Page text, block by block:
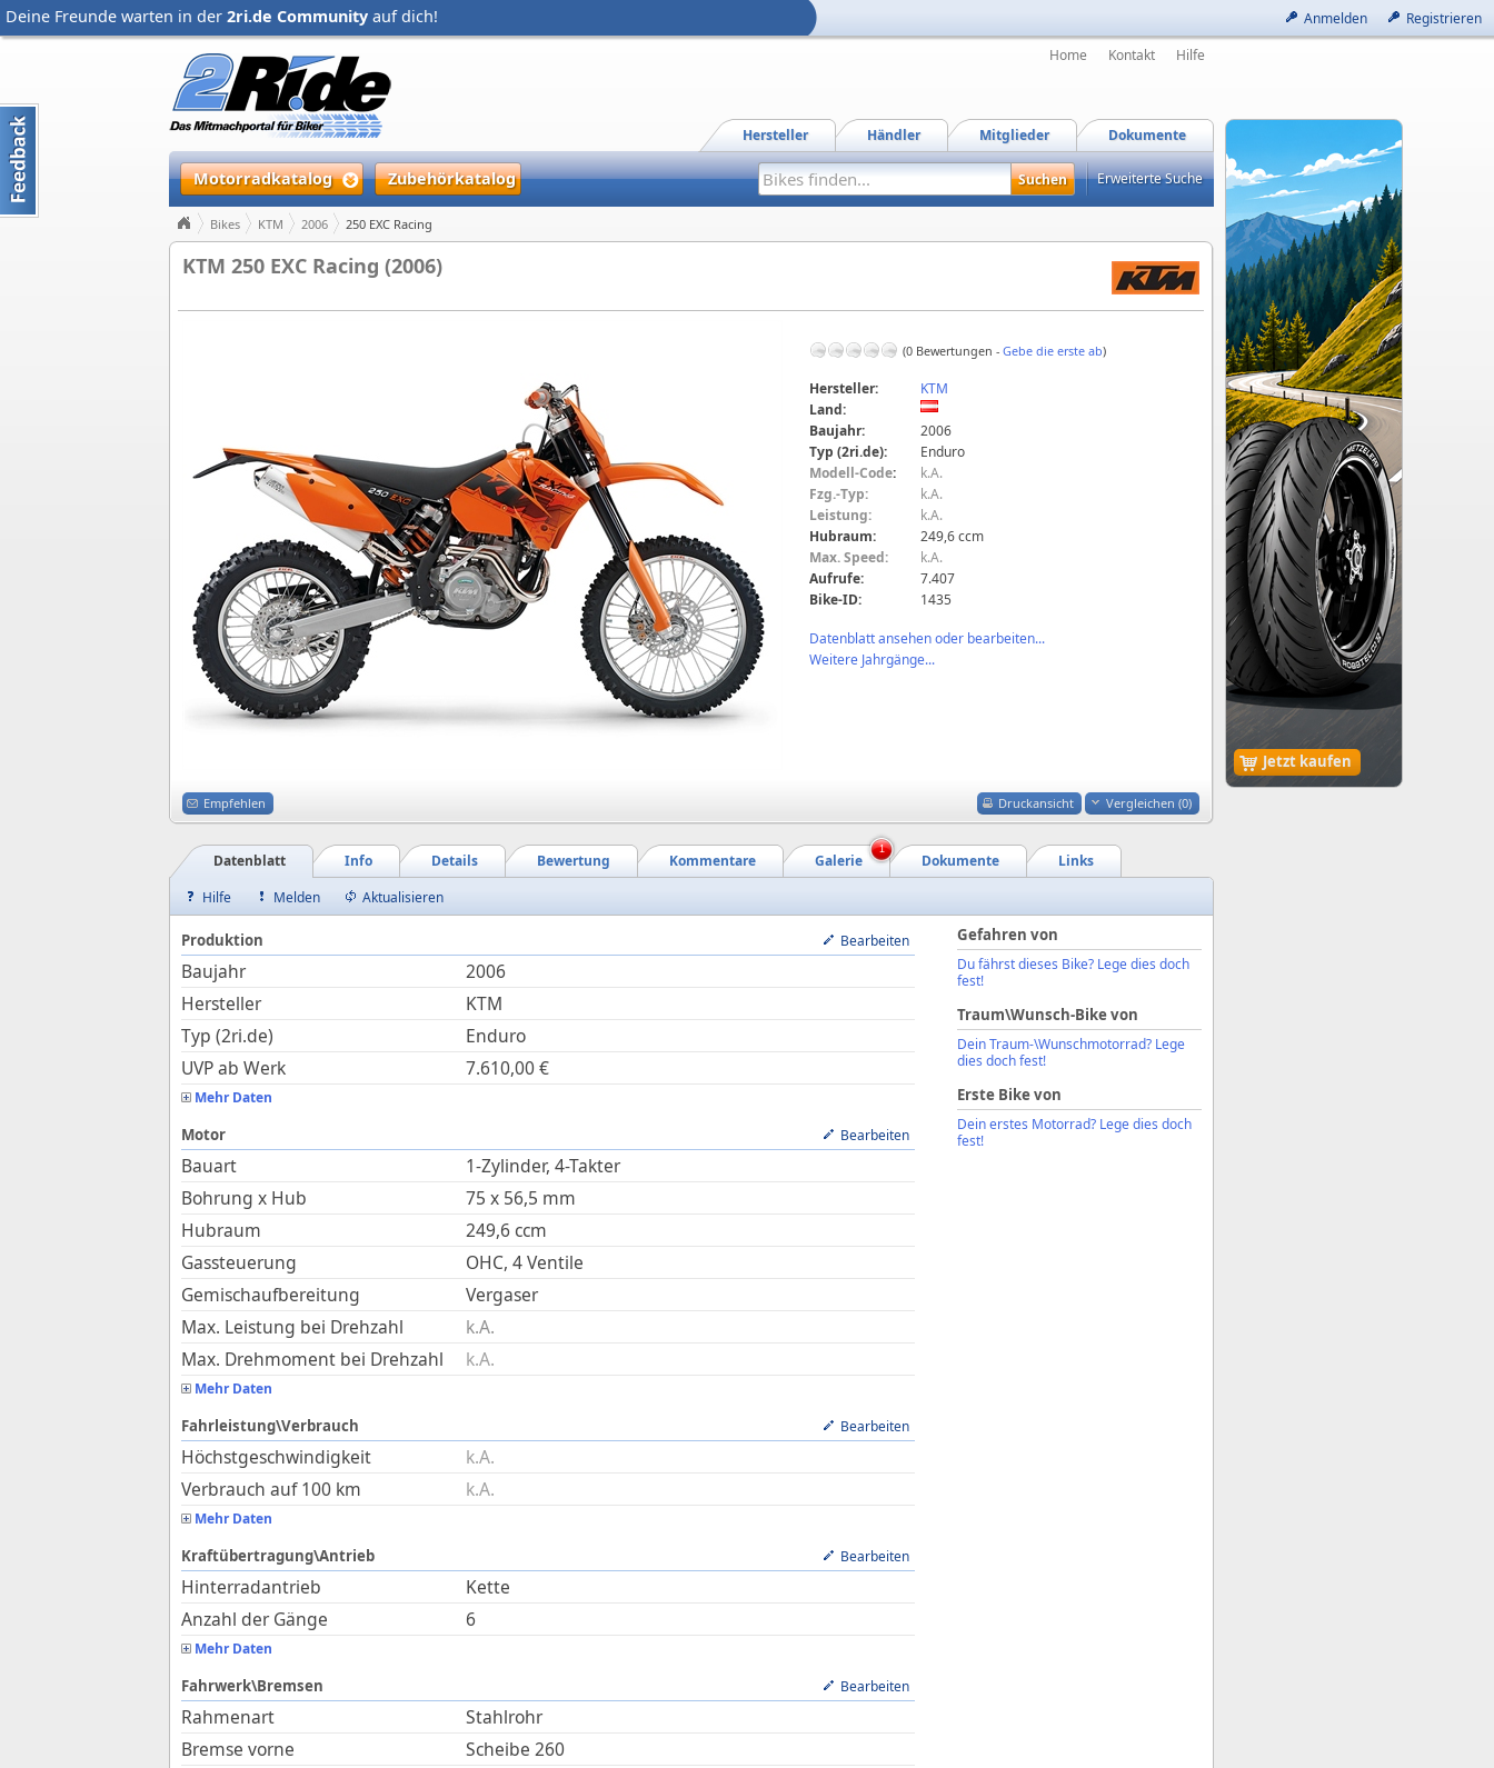
Anmelden Registrieren
Deine Freunde warten in der 2ri.de Community auf dich!
Jetzt kaufen
Home Kontakt Hilfe
Dokumente
Mitglieder
Händler
Hersteller
Motorradkatalog Zubehörkatalog Erweiterte Suche
Bikes KTM 2006 250 EXC Racing
KTM 250 EXC Racing (2006)
(0 Bewertungen - Gebe die erste ab)
Hersteller:
KTM
Land:
Baujahr:
2006
Typ (2ri.de):
Enduro
Modell-Code:
k.A.
Fzg.-Typ:
k.A.
Leistung:
k.A.
Hubraum:
249,6 ccm
Max. Speed:
k.A.
Aufrufe:
7.407
Bike-ID:
1435
Datenblatt ansehen oder bearbeiten...
Weitere Jahrgänge...
Druckansicht Vergleichen (0)
Empfehlen
Links
Dokumente
Galerie
Kommentare
Bewertung
Details
Info
Datenblatt
1
Hilfe Melden Aktualisieren
Produktion Bearbeiten
Baujahr
2006
Hersteller
KTM
Typ (2ri.de)
Enduro
UVP ab Werk
7.610,00€
Mehr Daten
Motor Bearbeiten
Bauart
1-Zylinder, 4-Takter
Bohrung x Hub
75 x 56,5 mm
Hubraum
249,6 ccm
Gassteuerung
OHC, 4 Ventile
Gemischaufbereitung
Vergaser
Max. Leistung bei Drehzahl
k.A.
Max. Drehmoment bei Drehzahl
k.A.
Mehr Daten
Fahrleistung\Verbrauch Bearbeiten
Höchstgeschwindigkeit
k.A.
Verbrauch auf 100 km
k.A.
Mehr Daten
Kraftübertragung\Antrieb Bearbeiten
Hinterradantrieb
Kette
Anzahl der Gänge
6
Mehr Daten
Fahrwerk\Bremsen Bearbeiten
Rahmenart
Stahlrohr
Bremse vorne
Scheibe 260
Gefahren von
Du fährst dieses Bike? Lege dies doch
fest!
Traum\Wunsch-Bike von
Dein Traum-\Wunschmotorrad? Lege
dies doch fest!
Erste Bike von
Dein erstes Motorrad? Lege dies doch
fest!